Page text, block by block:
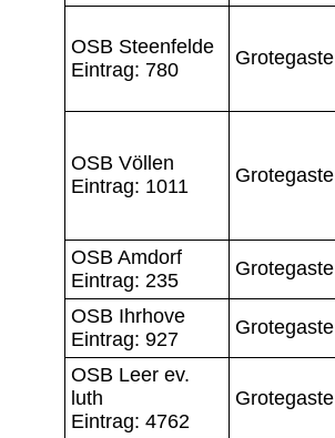
OSB Steenfelde
Eintrag: 780
Grotegaste
OSB Völlen
Eintrag: 1011
Grotegaste
OSB Amdorf
Eintrag: 235
Grotegaste
OSB Ihrhove
Eintrag: 927
Grotegaste
OSB Leer ev.
luth
Eintrag: 4762
Grotegaste